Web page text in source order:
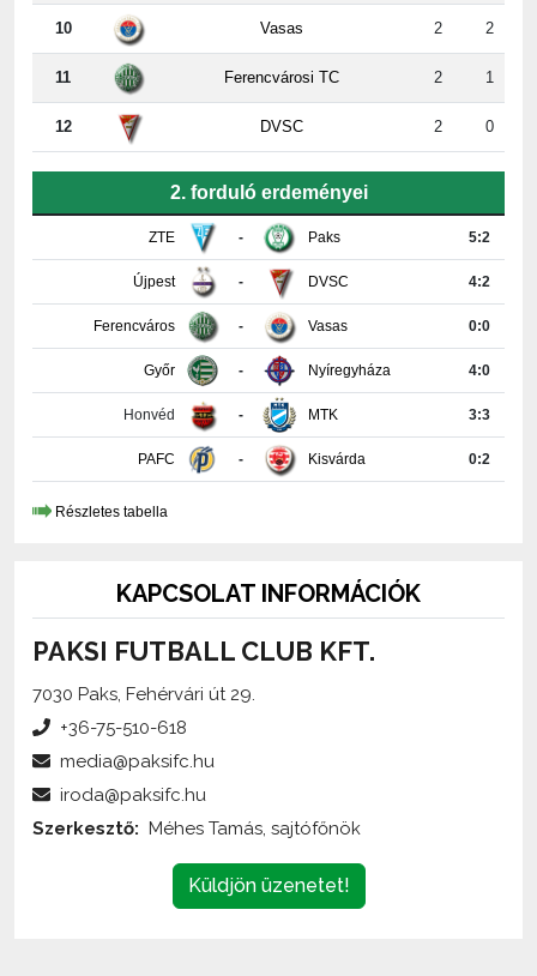
11 Ferencvárosi TC 2 1
12 DVSC 2 0
ZTE - Paks
Újpest DVSC 4:2
Ferencváros Vasas 0:0
Győr Nyíregyháza 4:0
Honvéd MTK 3:3
PAFC Kisvárda 0:2
Részletes tabella
PAKSI FUTBALL CLUB KFT.
7030 Paks, Fehérvári út 29.
Küldjön üzenetet!